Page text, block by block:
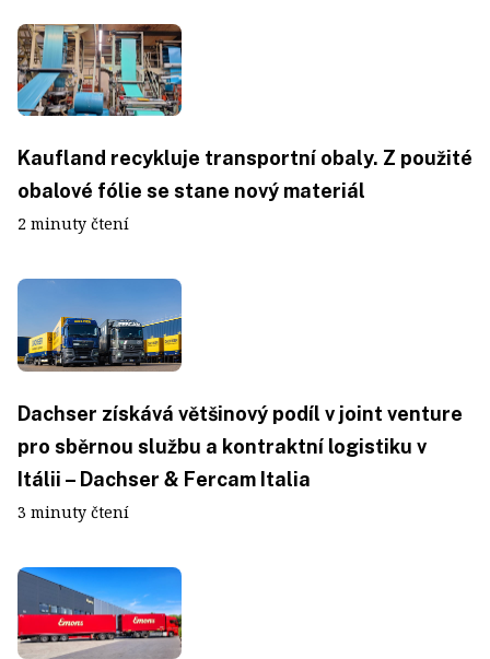
Kaufland recykluje transportní obaly. Z použité
obalové fólie se stane nový materiál
2 minuty čtení
Dachser získává většinový podíl v joint venture
pro sběrnou službu a kontraktní logistiku v
Itálii – Dachser & Fercam Italia
3 minuty čtení